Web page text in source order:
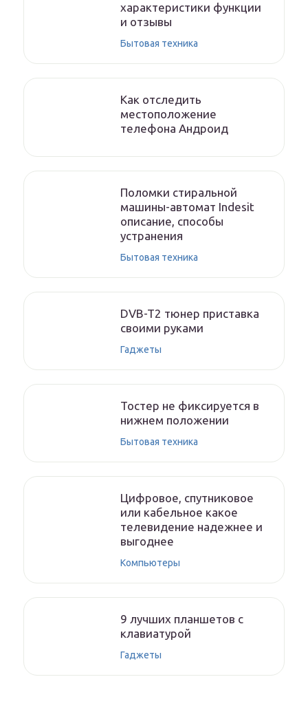
характеристики функции
и отзывы
Бытовая техника
Как отследить
местоположение
телефона Андроид
Поломки стиральной
машины-автомат Indesit
описание, способы
устранения
Бытовая техника
DVB-T2 тюнер приставка
своими руками
Гаджеты
Тостер не фиксируется в
нижнем положении
Бытовая техника
Цифровое, спутниковое
или кабельное какое
телевидение надежнее и
выгоднее
Компьютеры
9 лучших планшетов с
клавиатурой
Гаджеты